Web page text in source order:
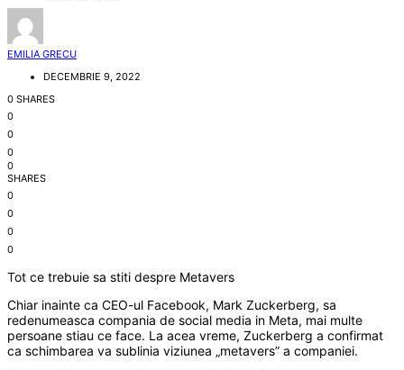
EMILIA GRECU
DECEMBRIE 9, 2022
0 SHARES
0
0
0
0
SHARES
0
0
0
0
Tot ce trebuie sa stiti despre Metavers
Chiar inainte ca CEO-ul Facebook, Mark Zuckerberg, sa
redenumeasca compania de social media in Meta, mai multe
persoane stiau ce face. La acea vreme, Zuckerberg a confirmat
ca schimbarea va sublinia viziunea „metavers” a companiei.